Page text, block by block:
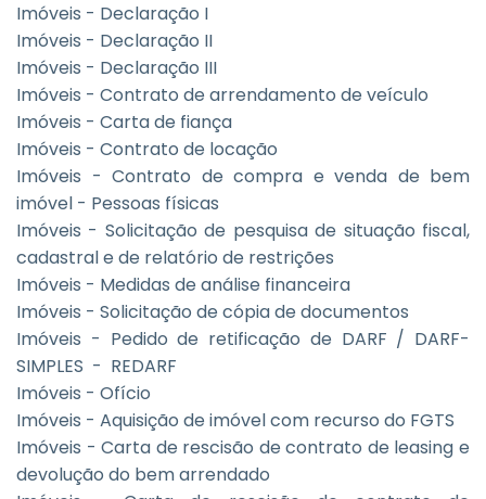
Imóveis - Declaração I
Imóveis - Declaração II
Imóveis - Declaração III
Imóveis - Contrato de arrendamento de veículo
Imóveis - Carta de fiança
Imóveis - Contrato de locação
Imóveis - Contrato de compra e venda de bem
imóvel - Pessoas físicas
Imóveis - Solicitação de pesquisa de situação fiscal,
cadastral e de relatório de restrições
Imóveis - Medidas de análise financeira
Imóveis - Solicitação de cópia de documentos
Imóveis - Pedido de retificação de DARF / DARF-
SIMPLES - REDARF
Imóveis - Ofício
Imóveis - Aquisição de imóvel com recurso do FGTS
Imóveis - Carta de rescisão de contrato de leasing e
devolução do bem arrendado